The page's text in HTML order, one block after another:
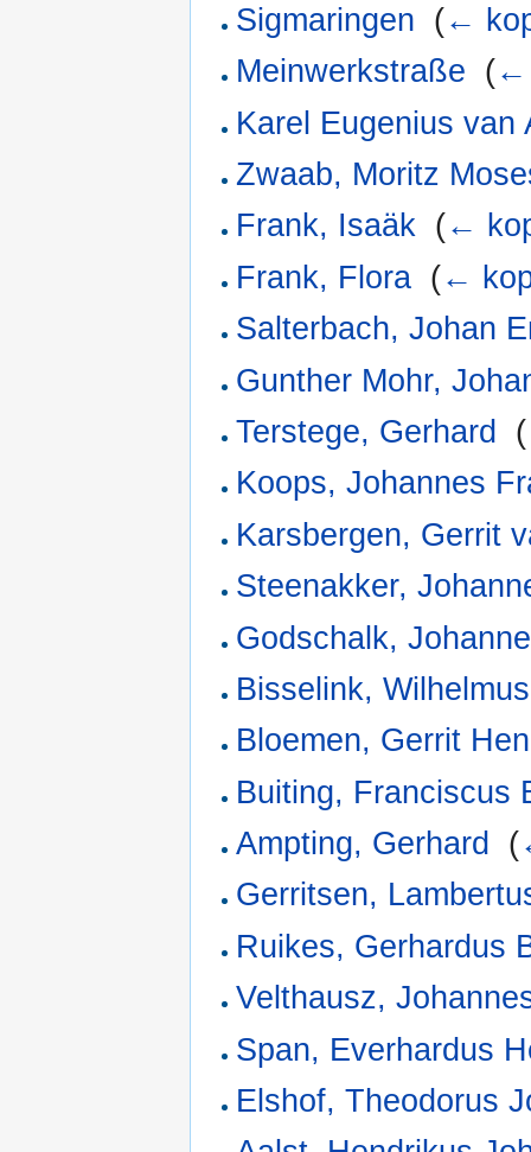
Sigmaringen (←
Meinwerkstraße (←
Karel Eugenius van
Zwaab, Moritz
Frank, Isaäk (←
Frank, Flora (←
Salterbach, Johan
Gunther Mohr,
Terstege, Gerhard
(
Koops, Johannes
Karsbergen, Gerrit
Steenakker,
Godschalk,
Bisselink,
Bloemen, Gerrit
Buiting, Franciscus
Ampting, Gerhard
(
Gerritsen,
Ruikes, Gerhardus
Velthausz,
Span, Everhardus
Elshof, Theodorus